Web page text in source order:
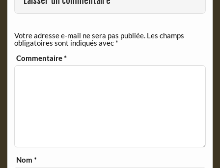
e
n
l
y
Votre adresse e-mail ne sera pas publiée. Les champs
obligatoires sont indiqués avec *
Commentaire*
Nom*